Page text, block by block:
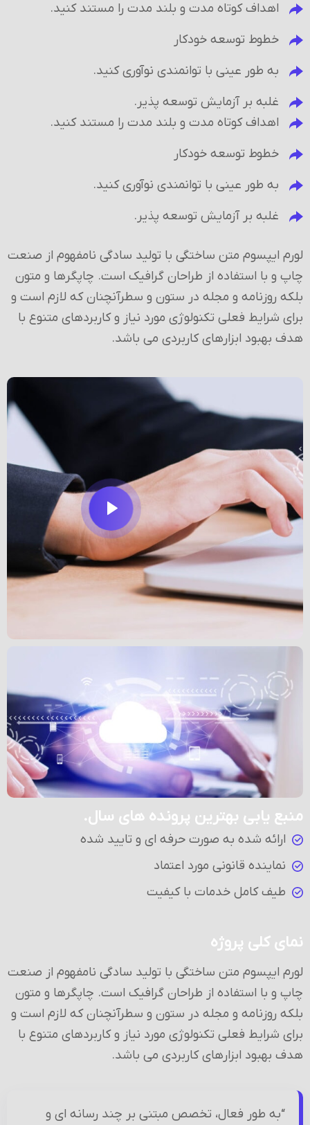
اهداف کوتاه مدت و بلند مدت را مستند کنید.
خطوط توسعه خودکار
به طور عینی با توانمندی نوآوری کنید.
غلبه بر آزمایش توسعه پذیر.
اهداف کوتاه مدت و بلند مدت را مستند کنید.
خطوط توسعه خودکار
به طور عینی با توانمندی نوآوری کنید.
غلبه بر آزمایش توسعه پذیر.
لورم ایپسوم متن ساختگی با تولید سادگی نامفهوم از صنعت
چاپ و با استفاده از طراحان گرافیک است. چاپگرها و متون
بلکه روزنامه و مجله در ستون و سطرآنچنان که لازم است و
برای شرایط فعلی تکنولوژی مورد نیاز و کاربردهای متنوع با
هدف بهبود ابزارهای کاربردی می باشد.
منبع یابی بهترین پرونده های سال.
ارائه شده به صورت حرفه ای و تایید شده
نماینده قانونی مورد اعتماد
طیف کامل خدمات با کیفیت
نمای کلی پروژه
لورم ایپسوم متن ساختگی با تولید سادگی نامفهوم از صنعت
چاپ و با استفاده از طراحان گرافیک است. چاپگرها و متون
بلکه روزنامه و مجله در ستون و سطرآنچنان که لازم است و
برای شرایط فعلی تکنولوژی مورد نیاز و کاربردهای متنوع با
هدف بهبود ابزارهای کاربردی می باشد.
“به طور فعال، تخصص مبتنی بر چند رسانه ای و